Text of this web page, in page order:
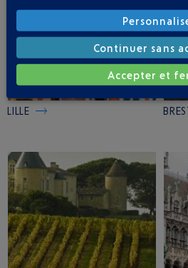
LILLE
Continuer sans
Accepter et